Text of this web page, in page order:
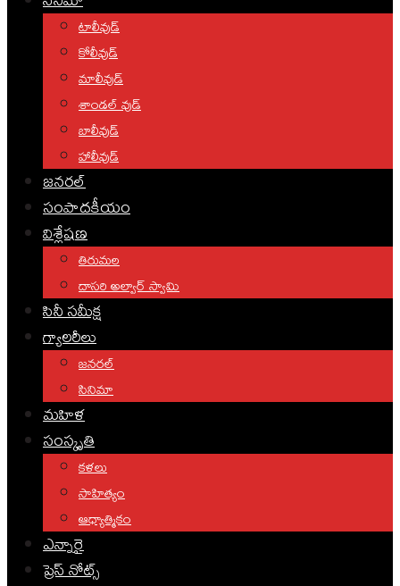
టాలీవుడ్
కోలీవుడ్
మాలీవుడ్
శాండల్ వుడ్
బాలీవుడ్
హాలీవుడ్
జనరల్
సంపాదకీయం
విశ్లేషణ
తిరుమల
దాసరి అల్వార్ స్వామి
సినీ సమీక్ష
గ్యాలరీలు
జనరల్
సినిమా
మహిళ
సంస్కృతి
కళలు
సాహిత్యం
ఆధ్యాత్మికం
ఎన్నారై
ప్రెస్ నోట్స్